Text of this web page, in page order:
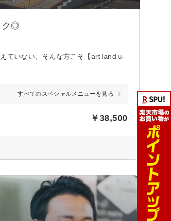
ク◎
ていない、そんな方こそ【art land u-
すべてのスペシャルメニューを見る
￥38,500